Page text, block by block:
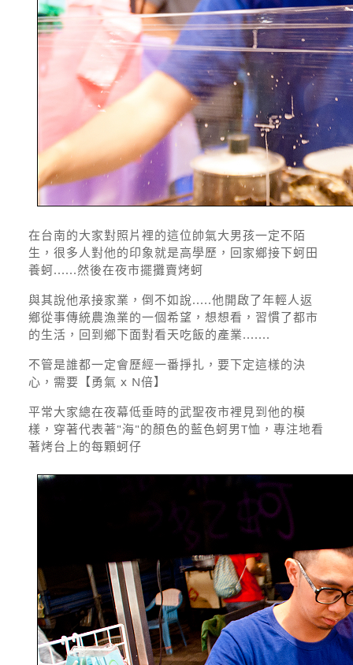
在台南的大家對照片裡的這位帥氣大男孩一定不陌
生，很多人對他的印象就是高學歷，回家鄉接下蚵田
養蚵......然後在夜市擺攤賣烤蚵
與其說他承接家業，倒不如說.....他開啟了年輕人返
鄉從事傳統農漁業的一個希望，想想看，習慣了都市
的生活，回到鄉下面對看天吃飯的產業.......
不管是誰都一定會歷經一番掙扎，要下定這樣的決
心，需要【勇氣 x N倍】
平常大家總在夜幕低垂時的武聖夜市裡見到他的模
樣，穿著代表著"海"的顏色的藍色蚵男T恤，專注地看
著烤台上的每顆蚵仔